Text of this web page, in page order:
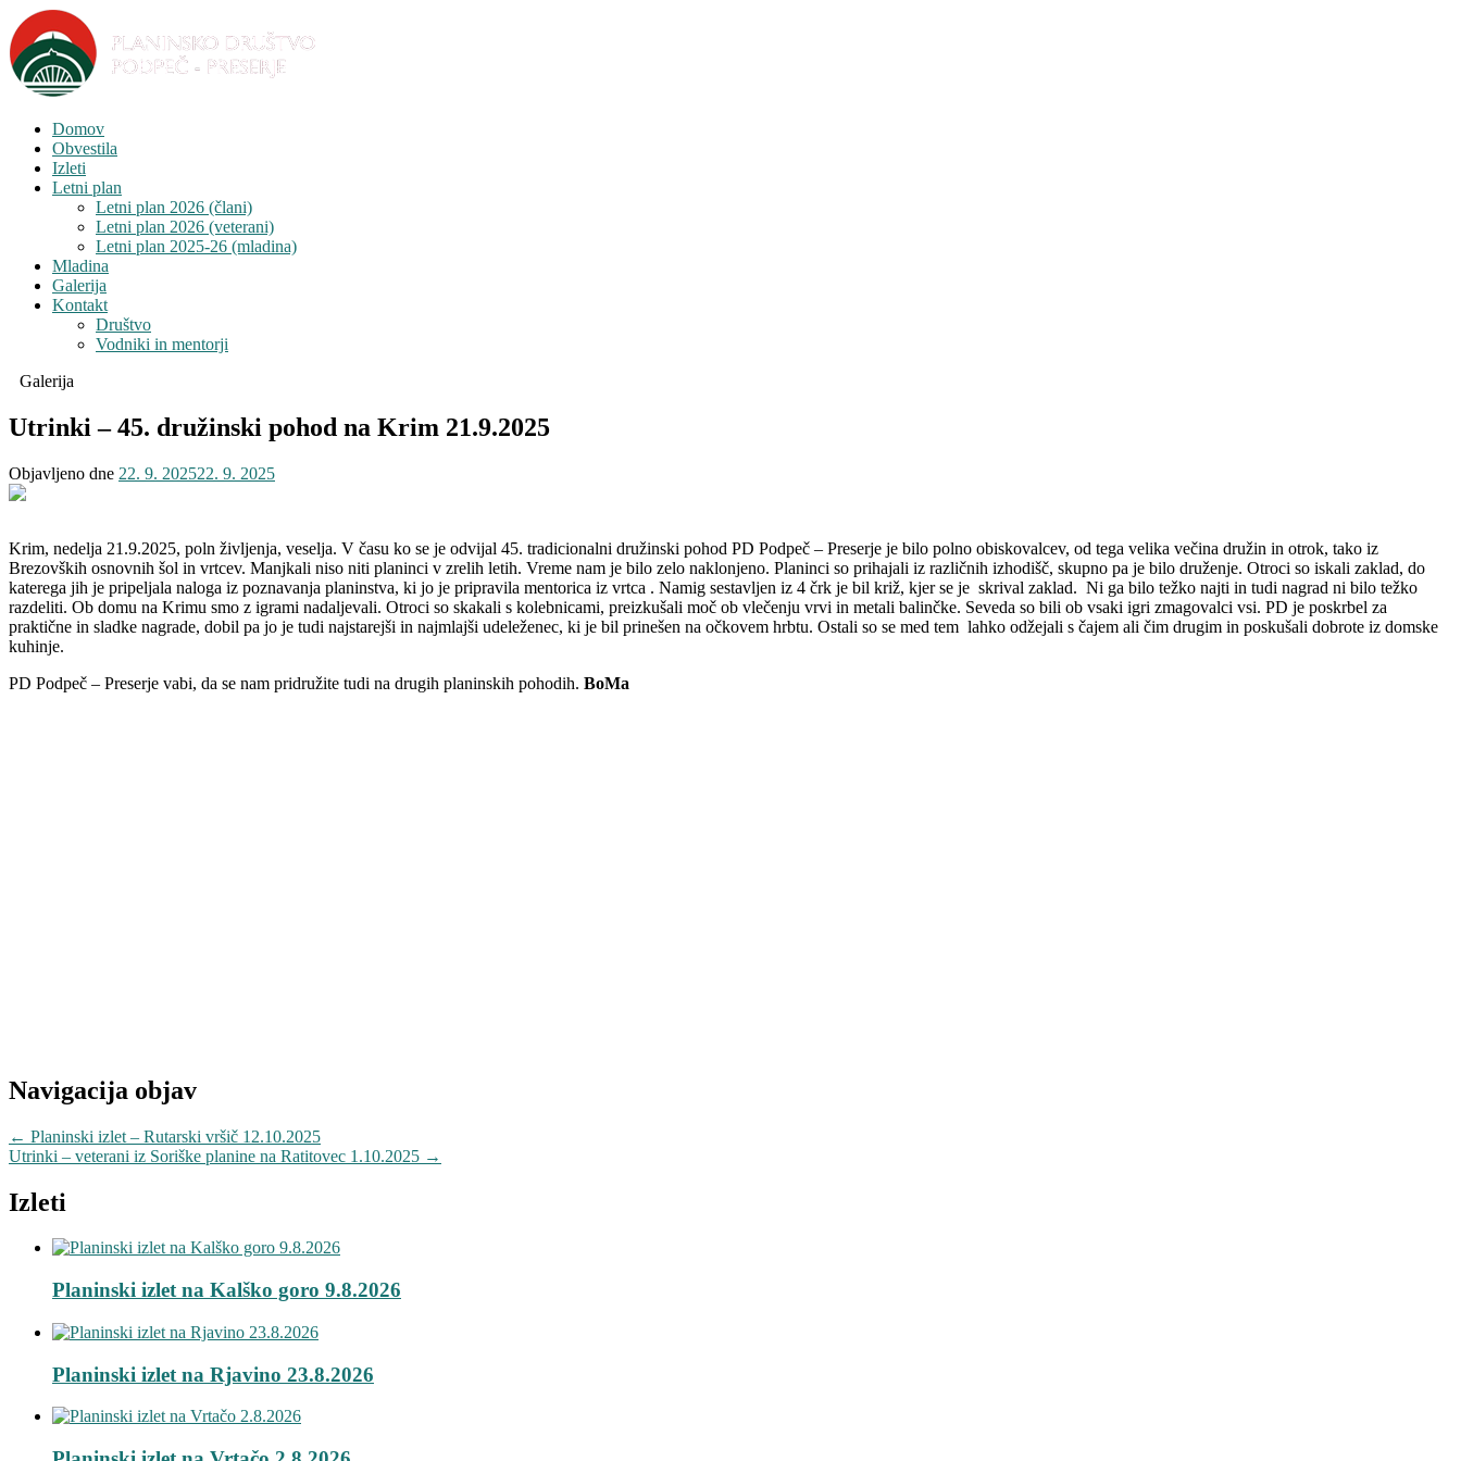
Domov
Obvestila
Izleti
Letni plan
Letni plan 2026 (člani)
Letni plan 2026 (veterani)
Letni plan 2025-26 (mladina)
Mladina
Galerija
Kontakt
Društvo
Vodniki in mentorji
Galerija
Utrinki – 45. družinski pohod na Krim 21.9.2025
Objavljeno dne 22. 9. 202522. 9. 2025
Krim, nedelja 21.9.2025, poln življenja, veselja. V času ko se je odvijal 45. tradicionalni družinski pohod PD Podpeč – Preserje je bilo polno obiskovalcev, od tega velika večina družin in otrok, tako iz
Brezovških osnovnih šol in vrtcev. Manjkali niso niti planinci v zrelih letih. Vreme nam je bilo zelo naklonjeno. Planinci so prihajali iz različnih izhodišč, skupno pa je bilo druženje. Otroci so iskali zaklad, do
katerega jih je pripeljala naloga iz poznavanja planinstva, ki jo je pripravila mentorica iz vrtca . Namig sestavljen iz 4 črk je bil križ, kjer se je skrival zaklad. Ni ga bilo težko najti in tudi nagrad ni bilo težko
razdeliti. Ob domu na Krimu smo z igrami nadaljevali. Otroci so skakali s kolebnicami, preizkušali moč ob vlečenju vrvi in metali balinčke. Seveda so bili ob vsaki igri zmagovalci vsi. PD je poskrbel za
praktične in sladke nagrade, dobil pa jo je tudi najstarejši in najmlajši udeleženec, ki je bil prinešen na očkovem hrbtu. Ostali so se med tem lahko odžejali s čajem ali čim drugim in poskušali dobrote iz domske
kuhinje.
PD Podpeč – Preserje vabi, da se nam pridružite tudi na drugih planinskih pohodih. BoMa
Navigacija objav
← Planinski izlet – Rutarski vršič 12.10.2025
Utrinki – veterani iz Soriške planine na Ratitovec 1.10.2025 →
Izleti
Planinski izlet na Kalško goro 9.8.2026
Planinski izlet na Rjavino 23.8.2026